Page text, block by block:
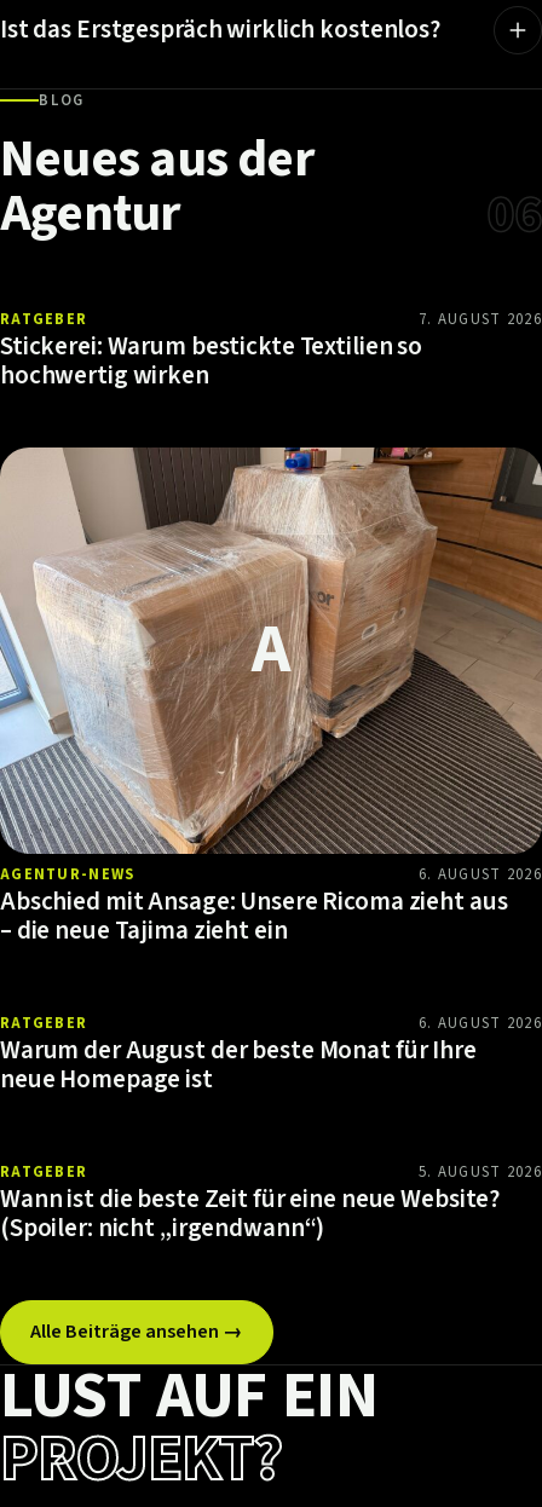
Ist das Erstgespräch wirklich kostenlos?
BLOG
Neuesausder
Agentur 06
RATGEBER 7. AUGUST 2026
Stickerei: Warum bestickte Textilien so
hochwertig wirken
AGENTUR-NEWS 6. AUGUST 2026
Abschied mit Ansage: Unsere Ricoma zieht aus
– die neue Tajima zieht ein
RATGEBER 6. AUGUST 2026
Warum der August der beste Monat für Ihre
neue Homepage ist
RATGEBER 5. AUGUST 2026
Wann ist die beste Zeit für eine neue Website?
(Spoiler: nicht „irgendwann“)
Alle Beiträge ansehen →
LUST AUF EIN
PROJEKT?